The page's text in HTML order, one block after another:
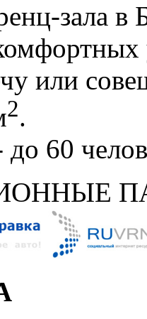
зала в
или
2.
60